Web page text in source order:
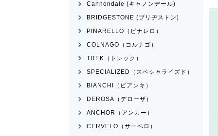
Cannondale (キャノンデール)
BRIDGESTONE (ブリヂストン)
PINARELLO（ピナレロ）
COLNAGO（コルナゴ）
TREK（トレック）
SPECIALIZED（スペシャライズド）
BIANCHI（ビアンキ）
DEROSA（デローザ）
ANCHOR（アンカー）
CERVELO（サーベロ）